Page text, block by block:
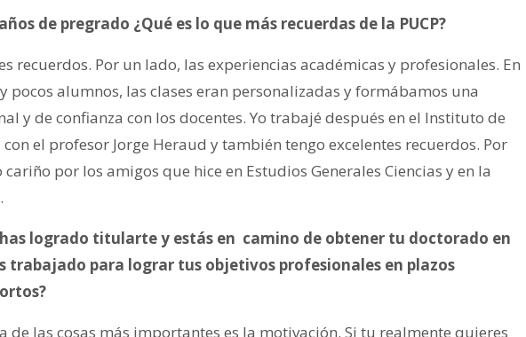
de pregrado ¿Qué es lo que más recuerdas de la PUCP?
recuerdos. Por un lado, las experiencias académicas y profesionales. En
pocos alumnos, las clases eran personalizadas y formábamos una
y de confianza con los docentes. Yo trabajé después en el Instituto de
el profesor Jorge Heraud y también tengo excelentes recuerdos. Por
por los amigos que hice en Estudios Generales Ciencias y en la
logrado titularte y estás en camino de obtener tu doctorado en
trabajado para lograr tus objetivos profesionales en plazos
de las cosas más importantes es la motivación. Si tu realmente quieres